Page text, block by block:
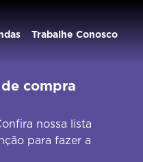
Trabalhe Conosco
compra
nossa lista
para fazer a